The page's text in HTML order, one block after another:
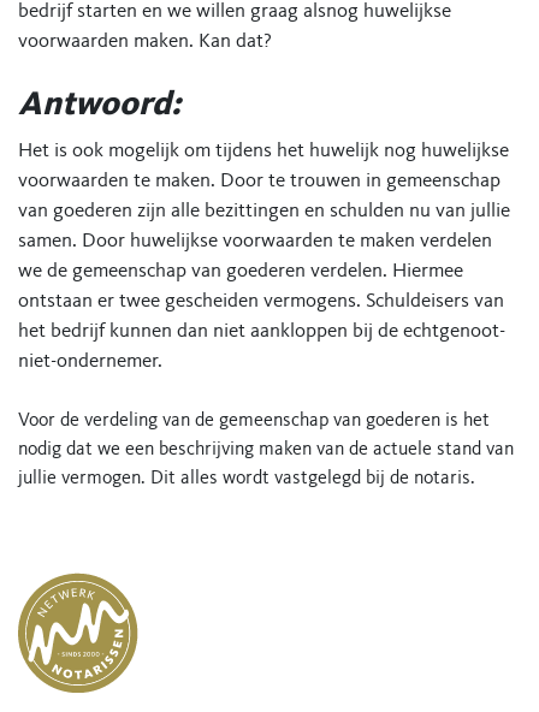
bedrijf starten en we willen graag alsnog huwelijkse
voorwaarden maken. Kan dat?
Antwoord:
Het is ook mogelijk om tijdens het huwelijk nog huwelijkse
voorwaarden te maken. Door te trouwen in gemeenschap
van goederen zijn alle bezittingen en schulden nu van jullie
samen. Door huwelijkse voorwaarden te maken verdelen
we de gemeenschap van goederen verdelen. Hiermee
ontstaan er twee gescheiden vermogens. Schuldeisers van
het bedrijf kunnen dan niet aankloppen bij de echtgenoot-
niet-ondernemer.
Voor de verdeling van de gemeenschap van goederen is het
nodig dat we een beschrijving maken van de actuele stand van
jullie vermogen. Dit alles wordt vastgelegd bij de notaris.